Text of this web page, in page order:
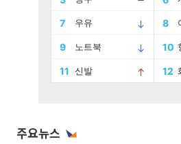
주요뉴스